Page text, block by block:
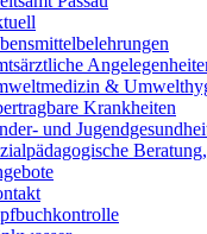
&
Krankheiten
und